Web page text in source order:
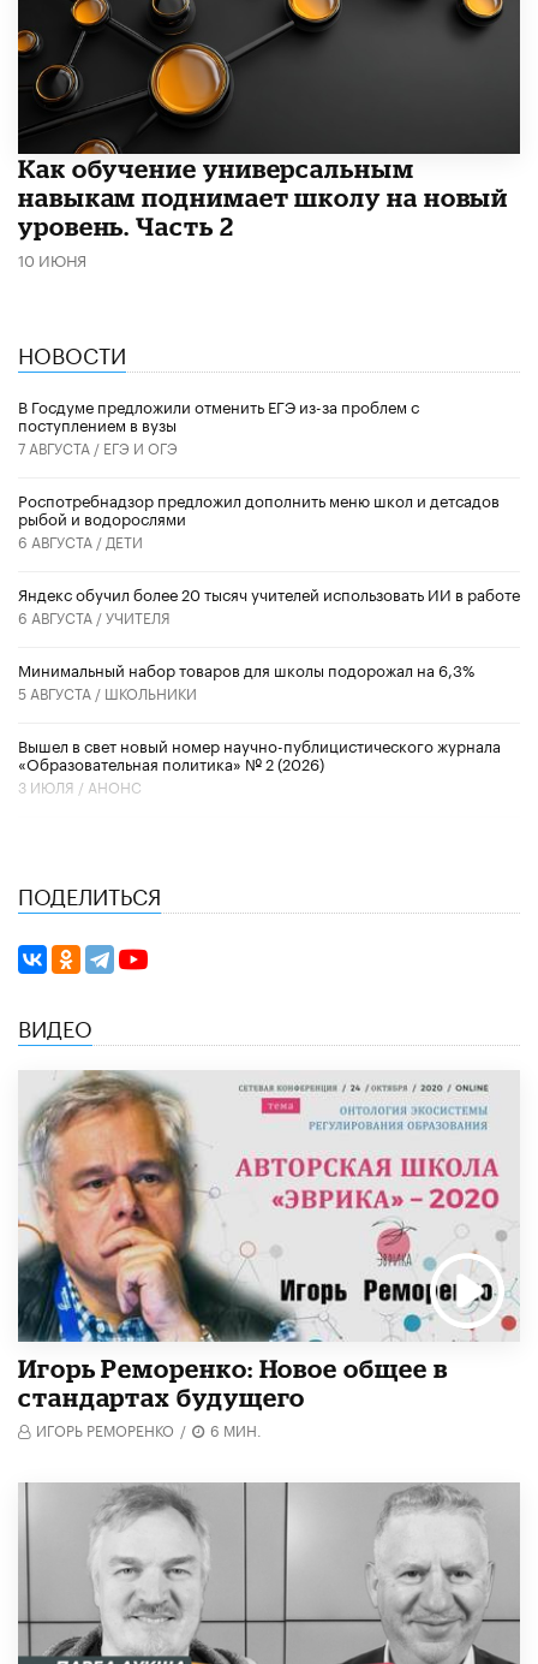
​Как обучение универсальным
навыкам поднимает школу на новый
уровень. Часть 2
10 ИЮНЯ
НОВОСТИ
В Госдуме предложили отменить ЕГЭ из-за проблем с
поступлением в вузы
7 АВГУСТА / ЕГЭ И ОГЭ
Роспотребнадзор предложил дополнить меню школ и детсадов
рыбой и водорослями
6 АВГУСТА / ДЕТИ
​Яндекс обучил более 20 тысяч учителей использовать ИИ в работе
6 АВГУСТА /УЧИТЕЛЯ
Минимальный набор товаров для школы подорожал на 6,3%
5 АВГУСТА / ШКОЛЬНИКИ
Вышел в свет новый номер научно-публицистического журнала
«Образовательная политика» № 2 (2026)
3 ИЮЛЯ / АНОНС
ПОДЕЛИТЬСЯ
ВИДЕО
Игорь Реморенко: Новое общее в
стандартах будущего
ИГОРЬ РЕМОРЕНКО / 6 МИН.